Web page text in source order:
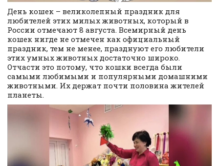
День кошек – великолепный праздник для
любителей этих милых животных, который в
России отмечают 8 августа. Всемирный день
кошек нигде не отмечен как официальный
праздник, тем не менее, празднуют его любители
этих умных животных достаточно широко.
Отчасти это потому, что кошки всегда были
самыми любимыми и популярными домашними
животными. Их держат почти половина жителей
планеты.